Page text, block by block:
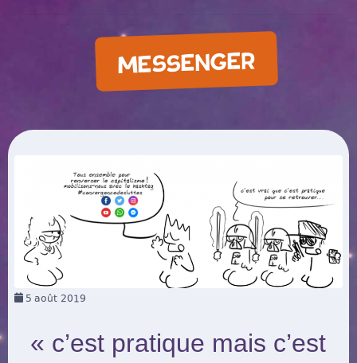
MESSENGER
5 août 2019
« c’est pratique mais c’est